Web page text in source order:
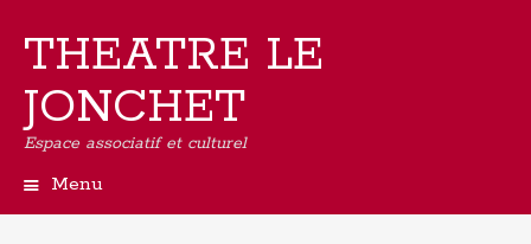
THEATRE LE
JONCHET
Espace associatif et culturel
Menu